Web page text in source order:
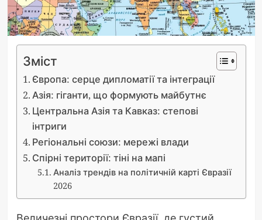
Зміст
Європа: серце дипломатії та інтеграції
Азія: гіганти, що формують майбутнє
Центральна Азія та Кавказ: степові
інтриги
Регіональні союзи: мережі влади
Спірні території: тіні на мапі
Аналіз трендів на політичній карті Євразії
2026